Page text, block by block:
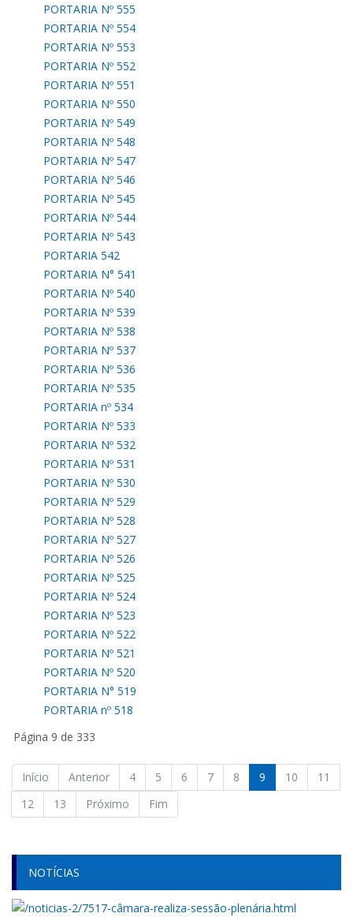
PORTARIA Nº 555
PORTARIA Nº 554
PORTARIA Nº 553
PORTARIA Nº 552
PORTARIA Nº 551
PORTARIA Nº 550
PORTARIA Nº 549
PORTARIA Nº 548
PORTARIA Nº 547
PORTARIA Nº 546
PORTARIA Nº 545
PORTARIA Nº 544
PORTARIA Nº 543
PORTARIA 542
PORTARIA N° 541
PORTARIA Nº 540
PORTARIA Nº 539
PORTARIA Nº 538
PORTARIA Nº 537
PORTARIA Nº 536
PORTARIA Nº 535
PORTARIA nº 534
PORTARIA Nº 533
PORTARIA Nº 532
PORTARIA Nº 531
PORTARIA Nº 530
PORTARIA Nº 529
PORTARIA Nº 528
PORTARIA Nº 527
PORTARIA Nº 526
PORTARIA Nº 525
PORTARIA Nº 524
PORTARIA Nº 523
PORTARIA Nº 522
PORTARIA Nº 521
PORTARIA Nº 520
PORTARIA N° 519
PORTARIA nº 518
Página 9 de 333
Início Anterior 4 5 6 7 8 9 10
11
12
13 Próximo Fim
NOTÍCIAS